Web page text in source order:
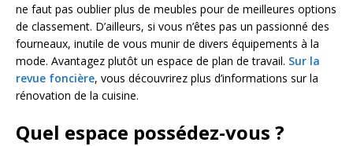
ne faut pas oublier plus de meubles pour de meilleures options
de classement. D’ailleurs, si vous n’êtes pas un passionné des
fourneaux, inutile de vous munir de divers équipements à la
mode. Avantagez plutôt un espace de plan de travail. Sur la
revue foncière, vous découvrirez plus d’informations sur la
rénovation de la cuisine.
Quel espace possédez-vous ?